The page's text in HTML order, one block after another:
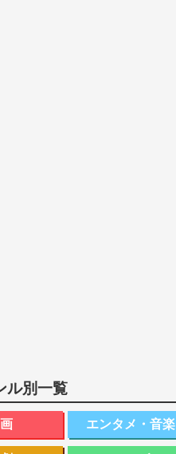
ル別一覧
エンタメ・音楽